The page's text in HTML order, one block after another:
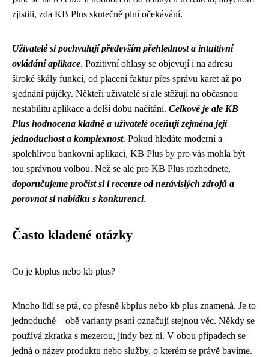
zjistili, zda KB Plus skutečně plní očekávání.
Uživatelé si pochvalují především přehlednost a intuitivní
ovládání aplikace. Pozitivní ohlasy se objevují i na adresu
široké škály funkcí, od placení faktur přes správu karet až po
sjednání půjčky. Někteří uživatelé si ale stěžují na občasnou
nestabilitu aplikace a delší dobu načítání. Celkově je ale KB
Plus hodnocena kladně a uživatelé oceňují zejména její
jednoduchost a komplexnost. Pokud hledáte moderní a
spolehlivou bankovní aplikaci, KB Plus by pro vás mohla být
tou správnou volbou. Než se ale pro KB Plus rozhodnete,
doporučujeme pročíst si i recenze od nezávislých zdrojů a
porovnat si nabídku s konkurencí.
Často kladené otázky
Co je kbplus nebo kb plus?
Mnoho lidí se ptá, co přesně kbplus nebo kb plus znamená. Je to
jednoduché – obě varianty psaní označují stejnou věc. Někdy se
používá zkratka s mezerou, jindy bez ní. V obou případech se
jedná o název produktu nebo služby, o kterém se právě bavíme.